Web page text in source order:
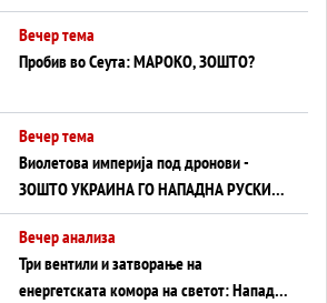
ВНУЦИ ДА ГИ ЗАМЕНАТ
Вечер тема
Пробив во Сеута: МАРОКО, ЗОШТО?
Вечер тема
Виолетова империја под дронови -
ЗОШТО УКРАИНА ГО НАПАДНА РУСКИОТ
WILDBERRIES
Вечер анализа
Три вентили и затворање на
енергетската комора на светот: Нападот